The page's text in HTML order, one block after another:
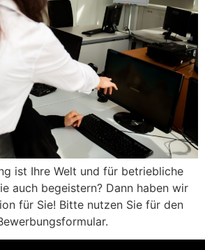
ist Ihre Welt und für betriebliche
auch begeistern? Dann haben wir
für Sie! Bitte nutzen Sie für den